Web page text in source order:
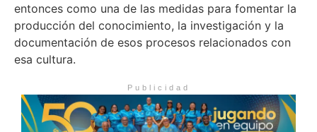
entonces como una de las medidas para fomentar la
producción del conocimiento, la investigación y la
documentación de esos procesos relacionados con
esa cultura.
Publicidad